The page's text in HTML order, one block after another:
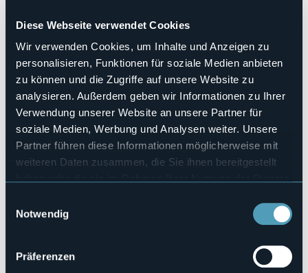
Diese Webseite verwendet Cookies
Wir verwenden Cookies, um Inhalte und Anzeigen zu
personalisieren, Funktionen für soziale Medien anbieten
zu können und die Zugriffe auf unsere Website zu
analysieren. Außerdem geben wir Informationen zu Ihrer
Verwendung unserer Website an unsere Partner für
soziale Medien, Werbung und Analysen weiter. Unsere
Partner führen diese Informationen möglicherweise mit
weiteren Daten zusammen, die Sie ihnen bereitgestellt
Notwendig
Präferenzen
Haustiere erlaubt
No
Anzahl der Zimmer
8
Anzahl der Betten
12
E-mail
info@madonnadellaneve.net
Webseite
Buchen